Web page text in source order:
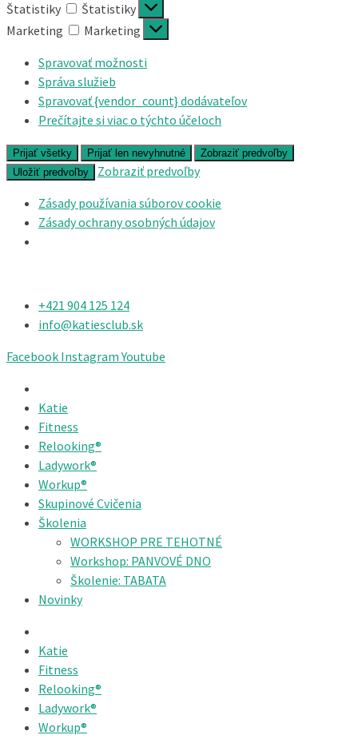
Štatistiky
Štatistiky
Marketing
Marketing
Spravovať možnosti
Správa služieb
Spravovať {vendor_count} dodávateľov
Prečítajte si viac o týchto účeloch
Prijať všetky Prijať len nevyhnutné
Zobraziť predvoľby
Uložiť predvoľby
Zobraziť predvoľby
Zásady používania súborov cookie
Zásady ochrany osobných údajov
+421 904 125 124​
info@katiesclub.sk
Facebook Instagram Youtube
Katie
Fitness
Relooking®
Ladywork®
Workup®
Skupinové Cvičenia
Školenia
WORKSHOP PRE TEHOTNÉ
Workshop: PANVOVÉ DNO
Školenie: TABATA
Novinky
Katie
Fitness
Relooking®
Ladywork®
Workup®